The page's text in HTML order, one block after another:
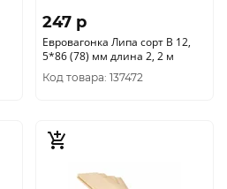
247 p
Евровагонка Липа сорт В 12,
5*86 (78) мм длина 2, 2 м
Код товара: 137472